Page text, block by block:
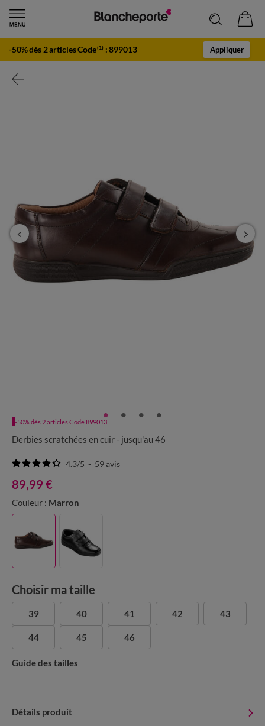
-50% dès 2 articles Code(1) :899013 Appliquer
-50% dès 2 articles Code 899013
Derbies scratchées en cuir - jusqu'au 46
4.3/5 - 59avis
89,99 €
Couleur : Marron
Choisir ma taille
39 40 41 42 43
44 45 46
Guide des tailles
Détails produit